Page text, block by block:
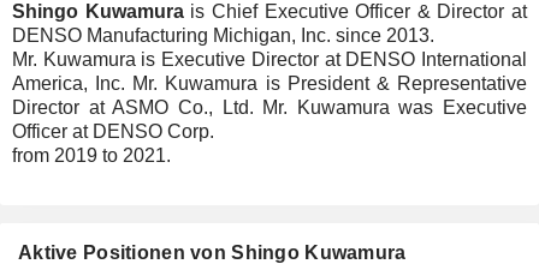
Shingo Kuwamurais Chief Executive Officer & Director at
DENSO Manufacturing Michigan, Inc. since 2013.
Mr. Kuwamura is Executive Director at DENSO International
America, Inc. Mr. Kuwamura is President & Representative
Director at ASMO Co., Ltd. Mr. Kuwamura was Executive
Officer at DENSO Corp.
from 2019 to 2021.
Aktive Positionen von Shingo Kuwamura